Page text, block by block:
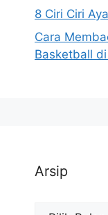
8 Ciri Ciri
Cara
Basketball
Arsip
Arsip